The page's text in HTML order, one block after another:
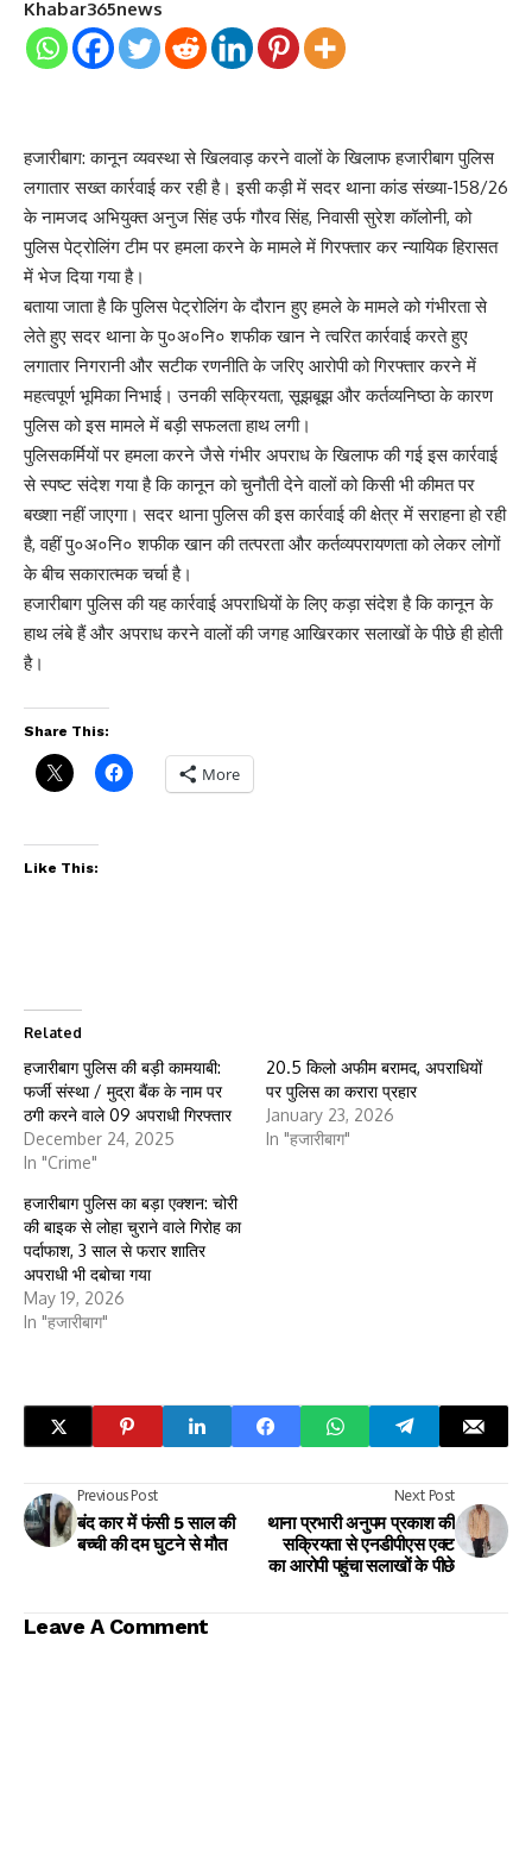
Khabar365news
हजारीबाग: कानून व्यवस्था से खिलवाड़ करने वालों के खिलाफ हजारीबाग पुलिस
लगातार सख्त कार्रवाई कर रही है। इसी कड़ी में सदर थाना कांड संख्या-158/26
के नामजद अभियुक्त अनुज सिंह उर्फ गौरव सिंह, निवासी सुरेश कॉलोनी, को
पुलिस पेट्रोलिंग टीम पर हमला करने के मामले में गिरफ्तार कर न्यायिक हिरासत
में भेज दिया गया है।
बताया जाता है कि पुलिस पेट्रोलिंग के दौरान हुए हमले के मामले को गंभीरता से
लेते हुए सदर थाना के पु०अ०नि० शफीक खान ने त्वरित कार्रवाई करते हुए
लगातार निगरानी और सटीक रणनीति के जरिए आरोपी को गिरफ्तार करने में
महत्वपूर्ण भूमिका निभाई। उनकी सक्रियता, सूझबूझ और कर्तव्यनिष्ठा के कारण
पुलिस को इस मामले में बड़ी सफलता हाथ लगी।
पुलिसकर्मियों पर हमला करने जैसे गंभीर अपराध के खिलाफ की गई इस कार्रवाई
से स्पष्ट संदेश गया है कि कानून को चुनौती देने वालों को किसी भी कीमत पर
बख्शा नहीं जाएगा। सदर थाना पुलिस की इस कार्रवाई की क्षेत्र में सराहना हो रही
है, वहीं पु०अ०नि० शफीक खान की तत्परता और कर्तव्यपरायणता को लेकर लोगों
के बीच सकारात्मक चर्चा है।
हजारीबाग पुलिस की यह कार्रवाई अपराधियों के लिए कड़ा संदेश है कि कानून के
हाथ लंबे हैं और अपराध करने वालों की जगह आखिरकार सलाखों के पीछे ही होती
है।
Share This:
More
Like This:
Related
हजारीबाग पुलिस की बड़ी कामयाबी:
फर्जी संस्था / मुद्रा बैंक के नाम पर
ठगी करने वाले 09 अपराधी गिरफ्तार
December 24, 2025
In "Crime"
20.5 किलो अफीम बरामद, अपराधियों
पर पुलिस का करारा प्रहार
January 23, 2026
In "हजारीबाग"
हजारीबाग पुलिस का बड़ा एक्शन: चोरी
की बाइक से लोहा चुराने वाले गिरोह का
पर्दाफाश, 3 साल से फरार शातिर
अपराधी भी दबोचा गया
May 19, 2026
In "हजारीबाग"
Previous Post
बंद कार में फंसी 5 साल की
बच्ची की दम घुटने से मौत
Next Post
थाना प्रभारी अनुपम प्रकाश की
सक्रियता से एनडीपीएस एक्ट
का आरोपी पहुंचा सलाखों के पीछे
Leave A Comment